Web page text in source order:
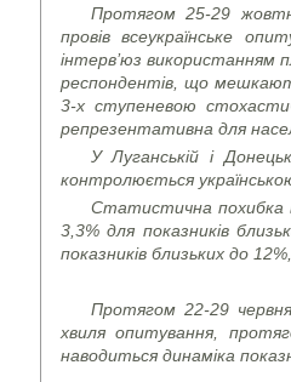
Протягом 25-29
провів всеукраїнське
інтерв’юз використанням
респондентів, що
3-х ступеневою
репрезентативна для
У Луганській і
контролюється
Статистична похибка
3,3% для показників
показників близьких до
Протягом 22-29
хвиля опитування,
наводиться динаміка